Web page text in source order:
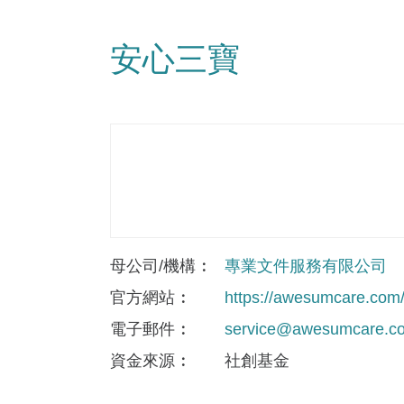
安心三寶
母公司/機構
專業文件服務有限公司
官方網站
https://awesumcare.com/
電子郵件
資金來​源
社創基金